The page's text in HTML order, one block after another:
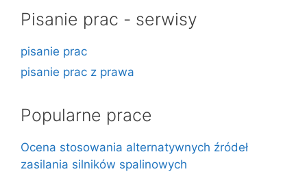
Pisanie prac - serwisy
pisanie prac
pisanie prac z prawa
Popularne prace
Ocena stosowania alternatywnych źródeł
zasilania silników spalinowych